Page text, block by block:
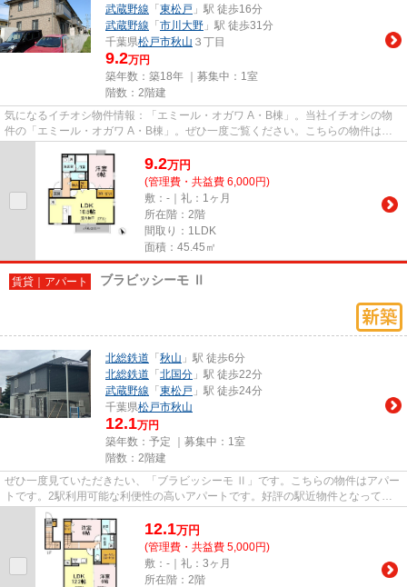
武蔵野線 「 東松戸 」駅 徒歩16分
武蔵野線 「 市川大野 」駅 徒歩31分
千葉県松戸市秋山 ３丁目
9.2万円
築年数：築18年 ｜募集中： 1室
階数：2階建
気になるイチオシ物件情報：「エミール・オガワ A・B棟」。当社イチオシの物
件の「エミール・オガワ A・B棟」。ぜひ一度ご覧ください。こちらの物件はア
9.2万円
(管理費・共益費 6,000円)
敷：-｜礼：1ヶ月
所在階：2階
間取り：1LDK
面積：45.45㎡
賃貸｜アパート ブラビッシーモ Ⅱ
北総鉄道 「 秋山 」駅 徒歩6分
北総鉄道 「 北国分 」駅 徒歩22分
武蔵野線 「 東松戸 」駅 徒歩24分
千葉県松戸市秋山
12.1万円
築年数：予定 ｜募集中： 1室
階数：2階建
ぜひ一度見ていただきたい、「ブラビッシーモ Ⅱ」です。こちらの物件はアパー
トです。2駅利用可能な利便性の高いアパートです。好評の駅近物件となってお
り、駅より徒歩6分に立地して...
12.1万円
(管理費・共益費 5,000円)
敷：-｜礼：3ヶ月
所在階：2階